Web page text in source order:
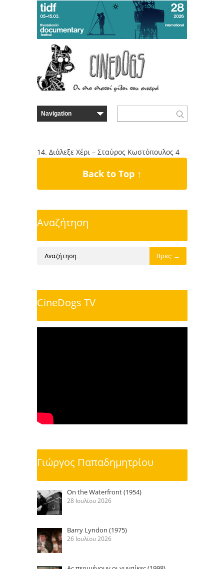
14. Διάλεξε Χέρι – Σταύρος Κωστόπουλος 4
Back to Top ↑
Αναζήτηση
CineDogs TV
Γιώργος Παπαδημητρίου
On the Waterfront (1954)
28 Ιουλίου 2026
Barry Lyndon (1975)
26 Ιουλίου 2026